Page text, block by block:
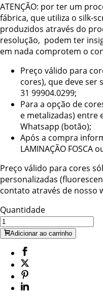
ATENÇÃO: por ter um
fábrica, que utiliza o silk-
produzidos através do
resolução, podem ter
em nada comprotem o
Preço válido para
cores), que deve ser
31 99904.0299;
Para a opção de
e metalizadas) entre
Whatsapp (botão);
Após a compra
LAMINAÇÃO FOSCA
Preço válido para cores
personalizadas
contato através de nosso
Quantidade
Adicionar ao carrinho